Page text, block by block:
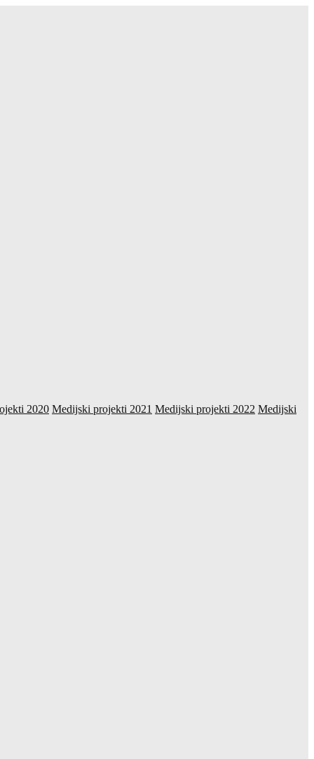
2020 Medijski projekti 2021 Medijski projekti 2022 Medijski